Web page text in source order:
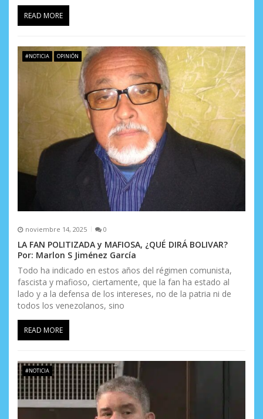
READ MORE
#NOTICIA OPINIÓN
noviembre 14, 2025 0
LA FAN POLITIZADA y MAFIOSA, ¿QUÉ DIRÁ BOLIVAR?
Por: Marlon S Jiménez García
Todo ha indicado en estos años del régimen comunista,
fascista y mafioso, ciertamente, que la fan ha estado al
lado y a la defensa de los intereses, no de la patria ni de
todos los venezolanos, sino
READ MORE
#NOTICIA